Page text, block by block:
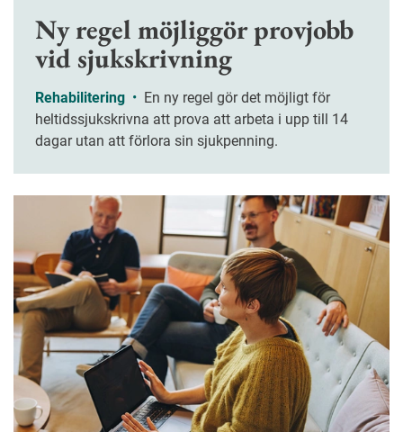
Ny regel möjliggör provjobb
vid sjukskrivning
Rehabilitering •
heltidssjukskrivna att prova att arbeta i upp till 14
dagar utan att förlora sin sjukpenning.